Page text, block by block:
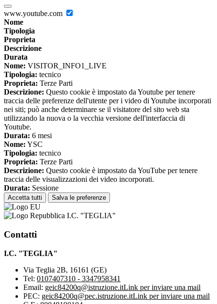
www.youtube.com
Nome
Tipologia
Proprieta
Descrizione
Durata
Nome: VISITOR_INFO1_LIVE
Tipologia: tecnico
Proprieta: Terze Parti
Descrizione: Questo cookie è impostato da Youtube per tenere
traccia delle preferenze dell'utente per i video di Youtube incorporati
nei siti; può anche determinare se il visitatore del sito web sta
utilizzando la nuova o la vecchia versione dell'interfaccia di
Youtube.
Durata: 6 mesi
Nome: YSC
Tipologia: tecnico
Proprieta: Terze Parti
Descrizione: Questo cookie è impostato da YouTube per tenere
traccia delle visualizzazioni dei video incorporati.
Durata: Sessione
Accetta tutti Salva le preferenze
I.C. "TEGLIA"
Contatti
I.C. "TEGLIA"
Via Teglia 2B, 16161 (GE)
Tel: 0107407310 - 3347958341
Email: geic84200q@istruzione.itLink per inviare una mail
PEC: geic84200q@pec.istruzione.itLink per inviare una mail